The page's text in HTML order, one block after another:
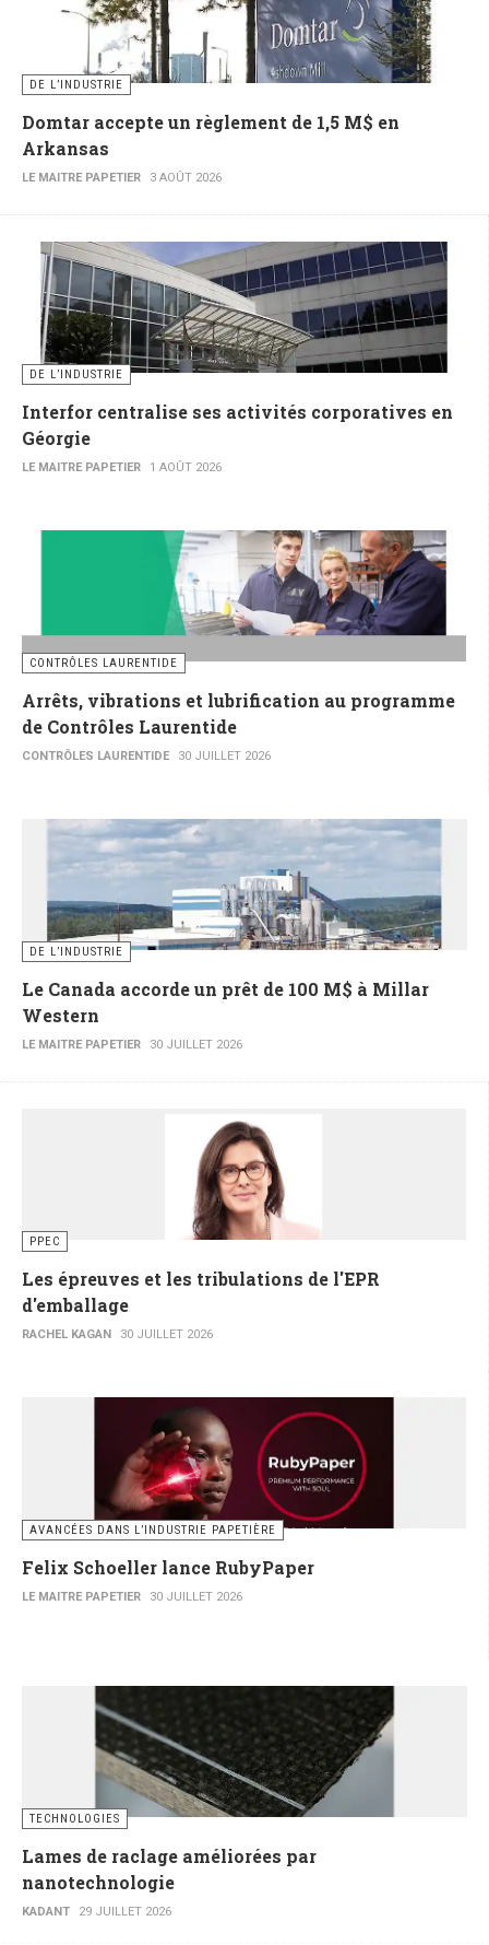
DE L’INDUSTRIE
Domtar accepte un règlement de 1,5 M$ en
Arkansas
LE MAITRE PAPETIER 3 AOÛT 2026
DE L’INDUSTRIE
Interfor centralise ses activités corporatives en
Géorgie
LE MAITRE PAPETIER 1 AOÛT 2026
CONTRÔLES LAURENTIDE
Arrêts, vibrations et lubrification au programme
de Contrôles Laurentide
CONTRÔLES LAURENTIDE 30 JUILLET 2026
DE L’INDUSTRIE
Le Canada accorde un prêt de 100 M$ à Millar
Western
LE MAITRE PAPETIER 30 JUILLET 2026
PPEC
Les épreuves et les tribulations de l'EPR
d'emballage
RACHEL KAGAN 30 JUILLET 2026
AVANCÉES DANS L’INDUSTRIE PAPETIÈRE
Felix Schoeller lance RubyPaper
LE MAITRE PAPETIER 30 JUILLET 2026
TECHNOLOGIES
Lames de raclage améliorées par
nanotechnologie
KADANT 29 JUILLET 2026